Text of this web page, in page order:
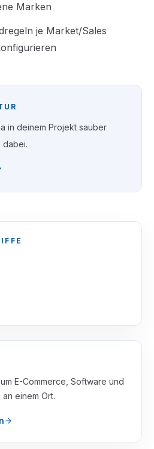
Marken
je Market/Sales
in deinem Projekt sauber
dabei.
E-Commerce, Software und
einem Ort.